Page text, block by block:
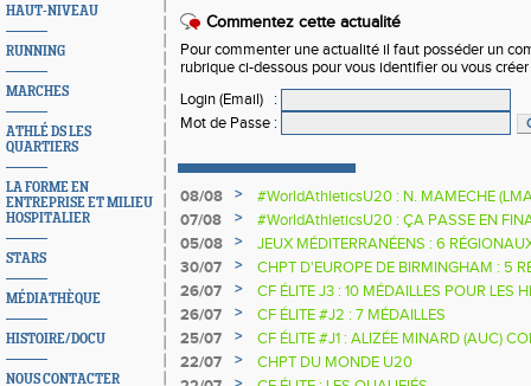
HAUT-NIVEAU
RUNNING
MARCHES
ATHLÉ DS LES
QUARTIERS
LA FORME EN
ENTREPRISE ET MILIEU
HOSPITALIER
STARS
MÉDIATHÈQUE
HISTOIRE/DOCU
NOUS CONTACTER
Commentez cette actualité
Pour commenter une actualité il faut posséder un
rubrique ci-dessous pour vous identifier ou vous
Login (Email)
:
Mot de Passe :
08/08 >
#WorldAthleticsU20 : N. MAMECHE
07/08
>
#WorldAthleticsU20 : ÇA PASSE EN
SAUTEURS
05/08 >
JEUX MÉDITERRANÉENS : 6
30/07
>
CHPT D'EUROPE DE BIRMINGHAM : 5
26/07
>
CF ÉLITE J3 : 10 MÉDAILLES POUR LES
26/07
>
CF ÉLITE #J2 : 7 MÉDAILLES
25/07
>
CF ÉLITE #J1 : ALIZÉE MINARD (AUC)
NATIONALE
22/07 >
CHPT DU MONDE U20